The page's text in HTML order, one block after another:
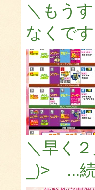
＼もう
なくで
＼早く
_)> ...